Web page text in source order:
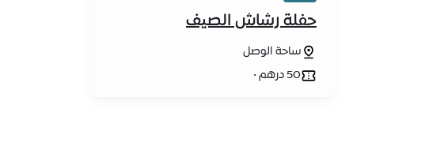
حفلة رشاش الصيف
ساحة الوصل
50 درهم •